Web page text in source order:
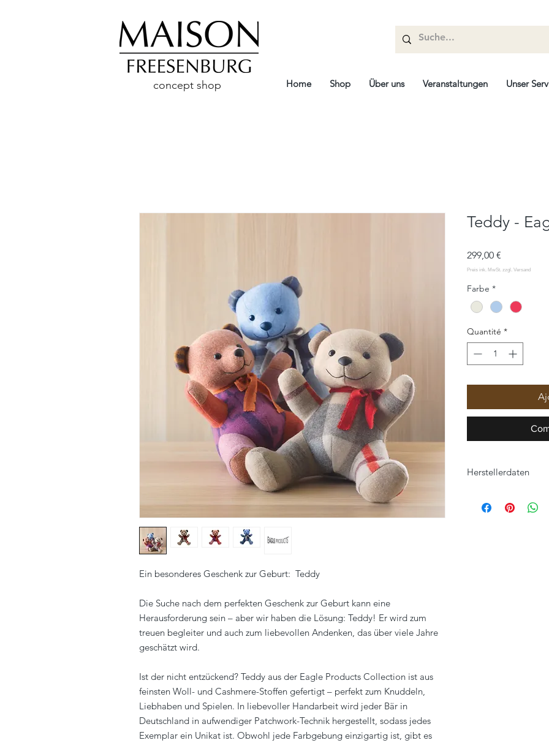
concept shop Home Shop Über uns Veranstaltungen Unser
Ein besonderes Geschenk zur Geburt: Teddy
Die Suche nach dem perfekten Geschenk zur Geburt kann eine
Herausforderung sein – aber wir haben die Lösung: Teddy! Er wird zum
treuen begleiter und auch zum liebevollen Andenken, das über viele Jahre
geschätzt wird.
Ist der nicht entzückend? Teddy aus der Eagle Products Collection ist aus
feinsten Woll- und Cashmere-Stoffen gefertigt – perfekt zum Knuddeln,
Liebhaben und Spielen. In liebevoller Handarbeit wird jeder Bär in
Deutschland in aufwendiger Patchwork-Technik hergestellt, sodass jedes
Exemplar ein Unikat ist. Obwohl jede Farbgebung einzigartig ist, gibt es
Teddy -
299,00 €
Farbe *
Quantité *
Herstellerdaten
Orleansstraße 16